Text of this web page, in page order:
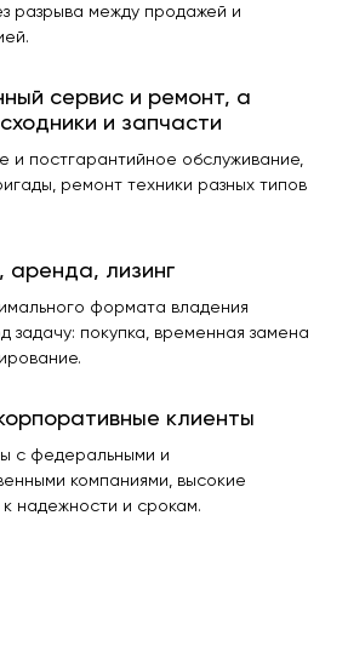
разрыва между продажей и
сервис и ремонт, а
и запчасти
и постгарантийное обслуживание,
ремонт техники разных типов
лизинг
формата владения
задачу: покупка, временная замена
клиенты
с федеральными и
компаниями, высокие
надежности и срокам.